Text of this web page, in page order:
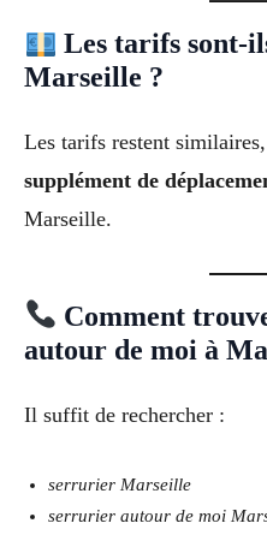
Les tarifs sont-
Marseille ?
Les tarifs restent
supplément de
Marseille.
Comment
autour de moi à
Il suffit de rechercher :
serrurier Marseille
serrurier autour de moi